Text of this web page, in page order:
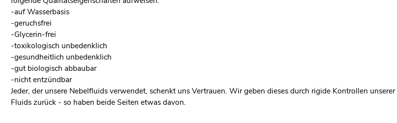
-auf Wasserbasis
-geruchsfrei
-Glycerin-frei
-toxikologisch unbedenklich
-gesundheitlich unbedenklich
-gut biologisch abbaubar
-nicht entzündbar
Jeder, der unsere Nebelfluids verwendet, schenkt uns Vertrauen. Wir geben dieses durch rigide Kontrollen unserer
Fluids zurück - so haben beide Seiten etwas davon.